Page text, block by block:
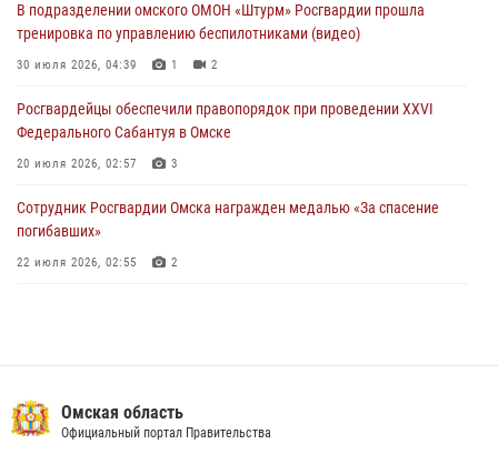
Росгвардия обеспечила правопорядок на концерте группы IOWA в
Омске
27 июля 2026, 01:42
В подразделении омского ОМОН «Штурм» Росгвардии прошла
тренировка по управлению беспилотниками (видео)
30 июля 2026, 04:39 1 2
Росгвардейцы обеcпечили правопорядок при проведении XXVI
Федерального Сабантуя в Омске
20 июля 2026, 02:57 3
Сотрудник Росгвардии Омска награжден медалью «За спасение
погибавших»
22 июля 2026, 02:55 2
Cотрудники ОМОН "Штурм" Росгвардии отработали навыки
пилотирования БПЛА в Омске
Омская область
Официальный портал Правительства